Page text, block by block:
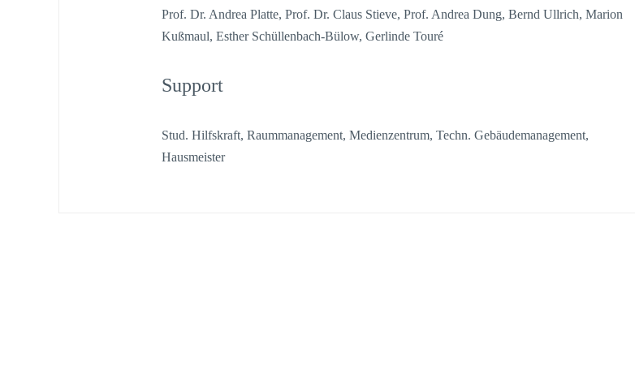
Prof. Dr. Andrea Platte, Prof. Dr. Claus Stieve, Prof. Andrea Dung, Bernd Ullrich, Marion
Kußmaul, Esther Schüllenbach-Bülow, Gerlinde Touré
Support
Stud. Hilfskraft, Raummanagement, Medienzentrum, Techn. Gebäudemanagement,
Hausmeister